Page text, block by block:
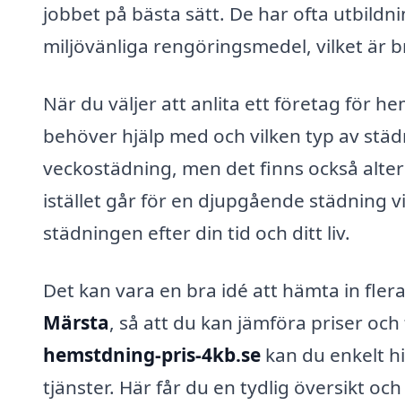
jobbet på bästa sätt. De har ofta
miljövänliga rengöringsmedel, vilket är
När du väljer att anlita ett företag för
behöver hjälp med och vilken typ av
veckostädning, men det finns också
istället går för en djupgående städning
städningen efter din tid och ditt liv.
Det kan vara en bra idé att hämta in
Märsta, så att du kan jämföra priser
hemstdning-pris-4kb.se kan du enkelt
tjänster. Här får du en tydlig översikt